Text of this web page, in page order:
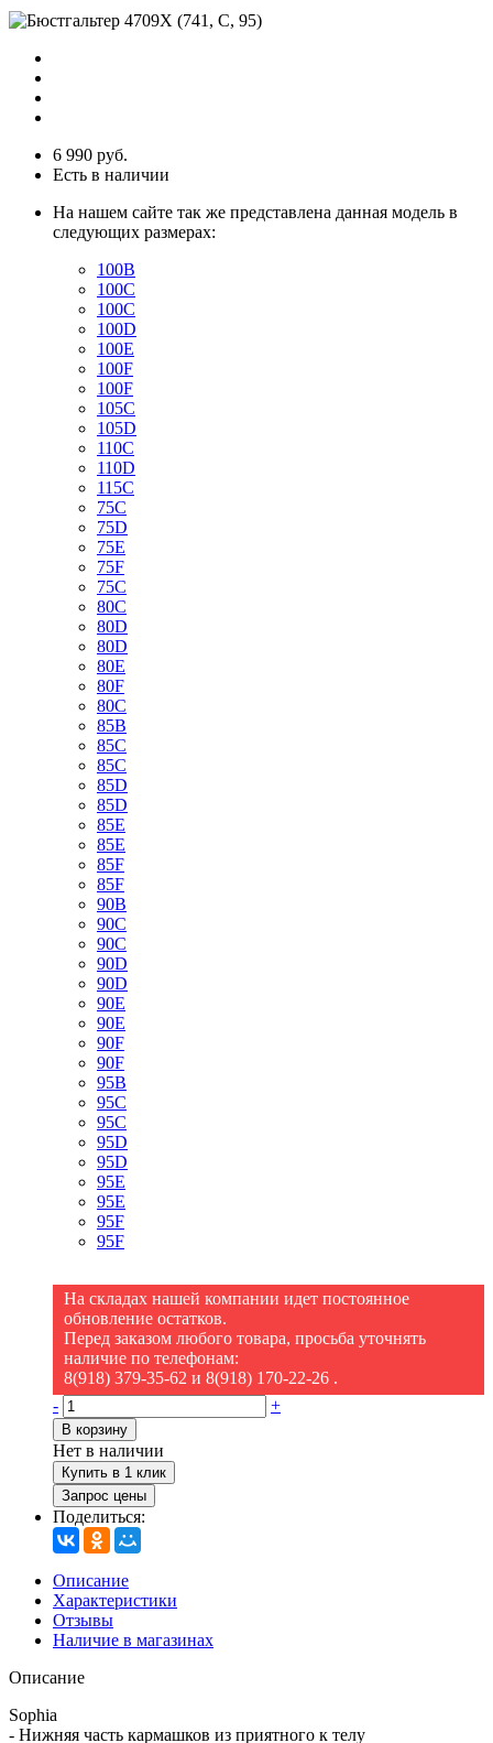
6 990 руб.
Есть в наличии
На нашем сайте так же представлена данная модель в
следующих размерах:
100B
100C
100C
100D
100E
100F
100F
105C
105D
110C
110D
115C
75C
75D
75E
75F
75С
80C
80D
80D
80E
80F
80С
85B
85C
85C
85D
85D
85E
85E
85F
85F
90B
90C
90C
90D
90D
90E
90E
90F
90F
95B
95C
95C
95D
95D
95E
95E
95F
95F
На складах нашей компании идет постоянное
обновление остатков.
Перед заказом любого товара, просьба уточнять
наличие по телефонам:
8(918) 379-35-62 и 8(918) 170-22-26 .
-
+
В корзину
Нет в наличии
Купить в 1 клик
Запрос цены
Поделиться:
Описание
Характеристики
Отзывы
Наличие в магазинах
Описание
Sophia
- Нижняя часть кармашков из приятного к телу